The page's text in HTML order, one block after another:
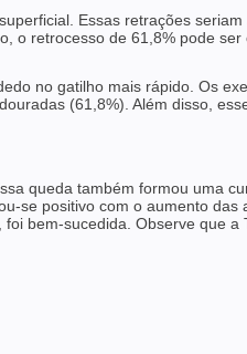
Essas retrações
o retrocesso de 61,8% pode
no gatilho mais rápido. Os
(61,8%). Além disso,
queda também formou uma
se positivo com o aumento
bem-sucedida. Observe que